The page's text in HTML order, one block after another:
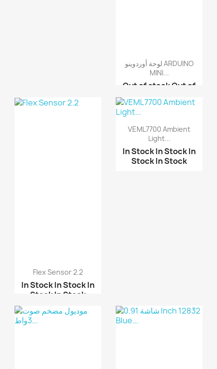
لوحة أوردوينو ARDUINO
MINI...
Out of stockOut of
Out of stock
لوحة أوردوينو ARDUINO ...
Flex Sensor 2.2
In StockIn StockIn
StockIn Stock
حساس - حساس فليكس 4.5
...
VEML7700 Ambient
Light...
In StockIn StockIn
StockIn Stock